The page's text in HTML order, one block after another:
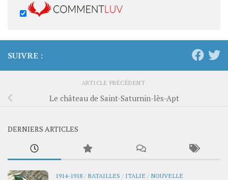
SUIVRE :
ARTICLE PRÉCÉDENT
Le château de Saint-Saturnin-lès-Apt
DERNIERS ARTICLES
1914-1918 / BATAILLES / ITALIE / NOUVELLE